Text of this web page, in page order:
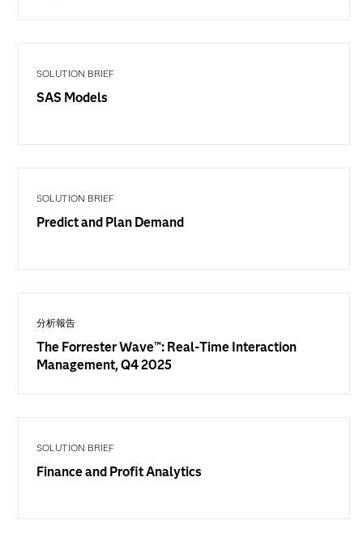
SOLUTION BRIEF
SAS Models
SOLUTION BRIEF
Predict and Plan Demand
分析報告
The Forrester Wave™: Real-Time Interaction
Management, Q4 2025
SOLUTION BRIEF
Finance and Profit Analytics